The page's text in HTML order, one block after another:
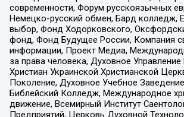
современности, Форум русскоязычных
Немецко-русский обмен, Бард колледж,
выбор, Фонд Ходорковского,
фонд, Фонд Будущее России, Компания
информации, Проект Медиа,
за права человека, Духовное Управление
Христиан Украинской Христианской
Поколение, Духовное Учебное
Библейский Колледж, Международное
движение, Всемирный Институт
Предприятий, Церковь Духовной